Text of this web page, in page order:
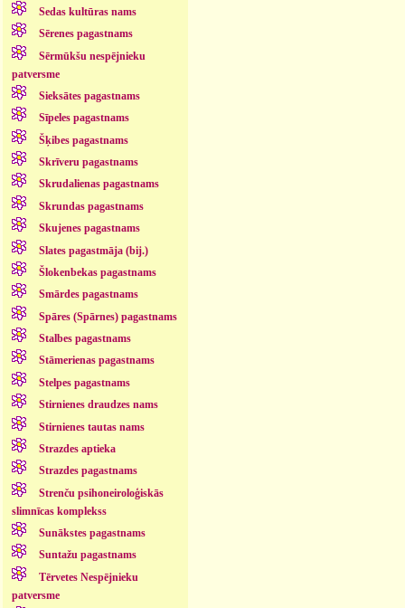
Sedas kultūras nams
Sērenes pagastnams
Sērmūkšu nespējnieku
patversme
Sieksātes pagastnams
Sīpeles pagastnams
Šķibes pagastnams
Skrīveru pagastnams
Skrudalienas pagastnams
Skrundas pagastnams
Skujenes pagastnams
Slates pagastmāja (bij.)
Šlokenbekas pagastnams
Smārdes pagastnams
Spāres (Spārnes) pagastnams
Stalbes pagastnams
Stāmerienas pagastnams
Stelpes pagastnams
Stirnienes draudzes nams
Stirnienes tautas nams
Strazdes aptieka
Strazdes pagastnams
Strenču psihoneiroloģiskās
slimnīcas komplekss
Sunākstes pagastnams
Suntažu pagastnams
Tērvetes Nespējnieku
patversme